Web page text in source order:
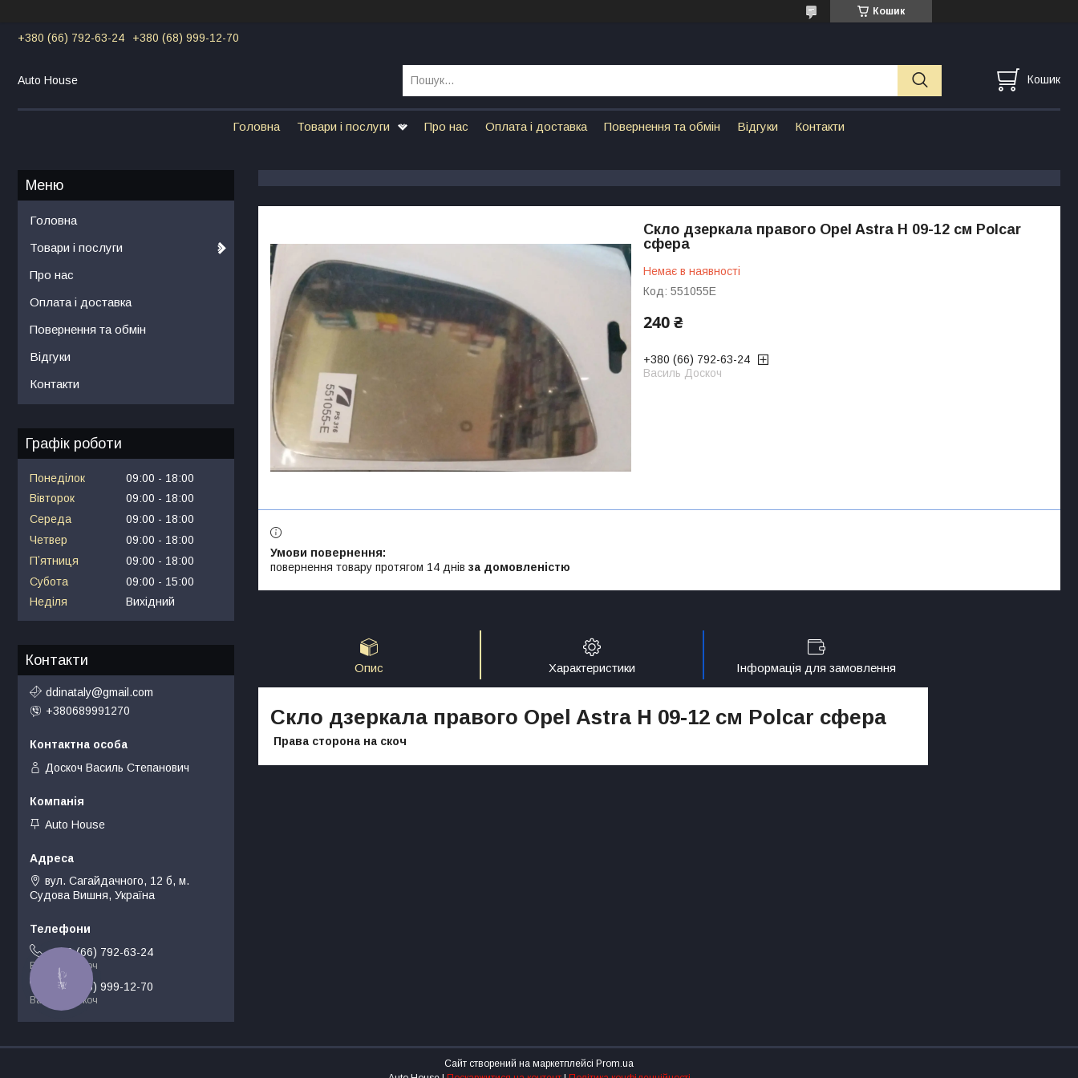
Кошик
+380 (66) 792-63-24 +380 (68) 999-12-70
Auto House Кошик
Головна Товари і послуги Про нас Оплата і доставка Повернення та обмін Відгуки Контакти
Скло дзеркала правого Opel Astra H 09-12 см Polcar
сфера
Немає в наявності
Код: 551055E
240 ₴
+380 (66) 792-63-24
Василь Доскоч
повернення товару протягом 14 днів за домовленістю
Опис Характеристики Інформація для замовлення
Скло дзеркала правого Opel Astra H 09-12 см Polcar сфера
Права сторона на скоч
Головна
Товари і послуги
Про нас
Оплата і доставка
Повернення та обмін
Відгуки
Контакти
Графік роботи
Понеділок 09:00
18:00
Вівторок
09:00
18:00
Середа
09:00
18:00
Четвер
09:00
18:00
Пʼятниця
09:00
18:00
Субота
09:00
15:00
Неділя
Вихідний
Контакти
ddinataly@gmail.com
+380689991270
Доскоч Василь Степанович
Auto House
вул. Сагайдачного, 12 б, м.
Судова Вишня, Україна
+380 (66) 792-63-24
Василь Доскоч
+380 (68) 999-12-70
Василь Доскоч
Сайт створений на маркетплейсі Prom.ua
КНОПКА
ЗВ'ЯЗКУ